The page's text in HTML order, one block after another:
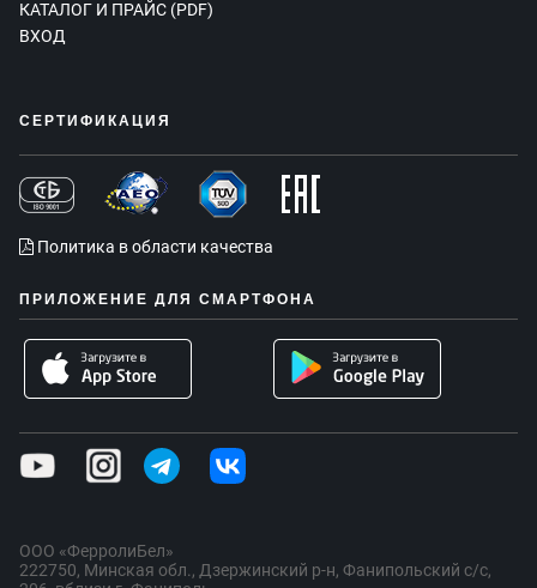
КАТАЛОГ И ПРАЙС (PDF)
ВХОД
СЕРТИФИКАЦИЯ
Политика в области качества
ПРИЛОЖЕНИЕ ДЛЯ СМАРТФОНА
ООО «ФерролиБел»
222750, Минская обл., Дзержинский р-н, Фанипольский с/с,